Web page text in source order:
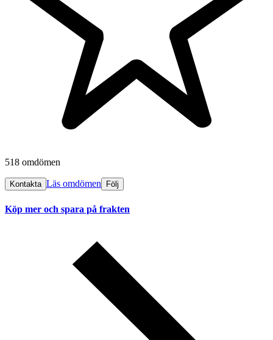
518 omdömen
Kontakta Läs omdömen Följ
Köp mer och spara på frakten